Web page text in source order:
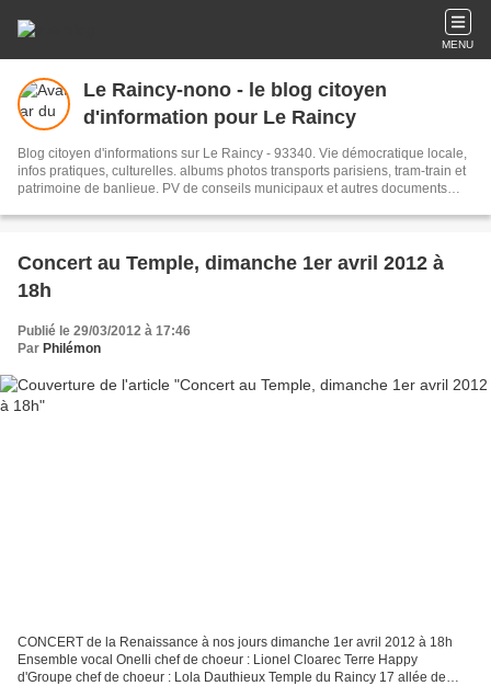
MENU
Le Raincy-nono - le blog citoyen
d'information pour Le Raincy
Blog citoyen d'informations sur Le Raincy - 93340. Vie démocratique locale,
infos pratiques, culturelles. albums photos transports parisiens, tram-train et
patrimoine de banlieue. PV de conseils municipaux et autres documents
Concert au Temple, dimanche 1er avril 2012 à
18h
Publié le 29/03/2012 à 17:46
Par Philémon
CONCERT de la Renaissance à nos jours dimanche 1er avril 2012 à 18h
Ensemble vocal Onelli chef de choeur : Lionel Cloarec Terre Happy
d'Groupe chef de choeur : Lola Dauthieux Temple du Raincy 17 allée de